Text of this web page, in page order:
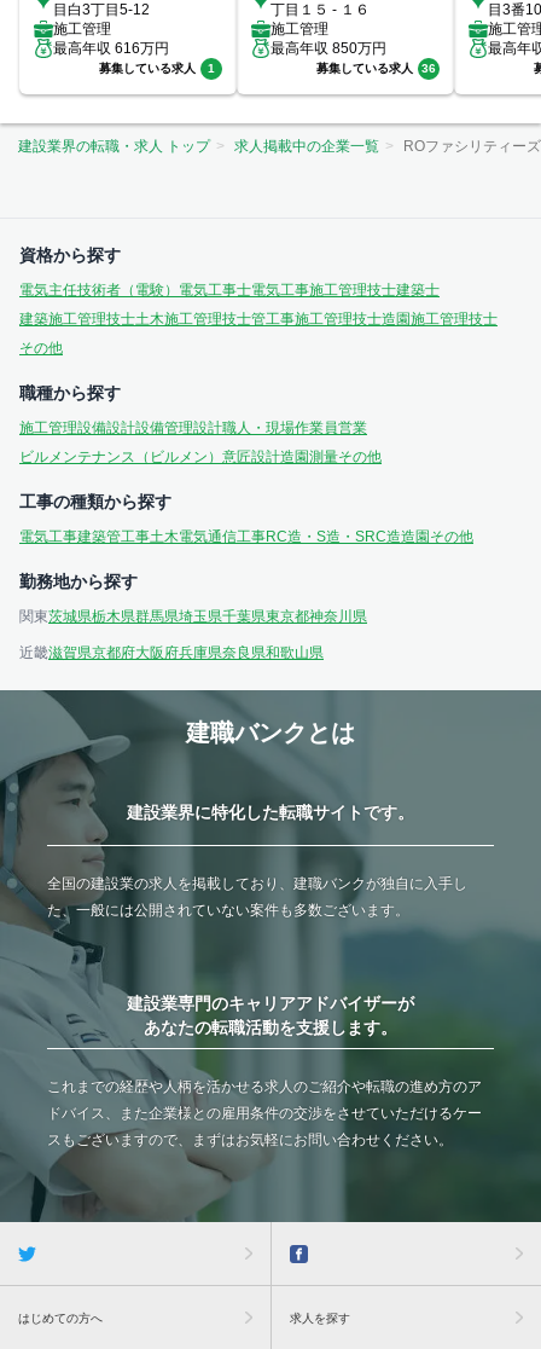
目白3丁目5-12
施工管理
最高年収 616万円
募集している求人 1
丁目１５ - １６
施工管理
最高年収 850万円
募集している求人 36
目3番
ックス
施工管
最高年
建設業界の転職・求人 トップ 求人掲載中の企業一覧 ROファシリティー
資格から探す
電気主任技術者（電験） 電気工事士電気工事施工管理技士建築士
建築施工管理技士土木施工管理技士管工事施工管理技士造園施工管理技士
その他
職種から探す
施工管理設備設計設備管理設計職人・現場作業員営業
ビルメンテナンス（ビルメン） 意匠設計造園測量その他
工事の種類から探す
電気工事建築管工事土木電気通信工事RC造・S造・SRC造造園 その他
勤務地から探す
関東茨城県栃木県群馬県埼玉県千葉県東京都神奈川県
近畿滋賀県京都府大阪府兵庫県奈良県和歌山県
建職バンクとは
建設業界に特化した転職サイトです。
全国の建設業の求人を掲載しており、建職バンクが独自に入手し
た、一般には公開されていない案件も多数ございます。
建設業専門のキャリアアドバイザーが
あなたの転職活動を支援します。
これまでの経歴や人柄を活かせる求人のご紹介や転職の進め方のア
ドバイス、また企業様との雇用条件の交渉をさせていただけるケー
スもございますので、まずはお気軽にお問い合わせください。
はじめての方へ 求人を探す